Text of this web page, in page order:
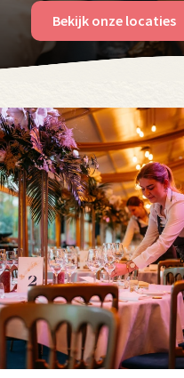
Bekijk onze locaties